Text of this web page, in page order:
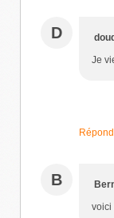
D
Je
B
voici